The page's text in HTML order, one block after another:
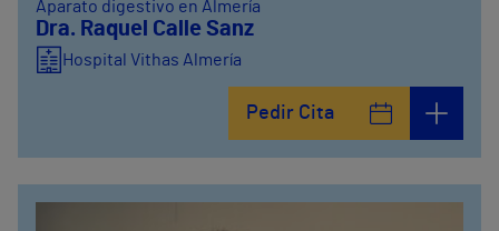
Aparato digestivo en Almería
Dra. Raquel Calle Sanz
Hospital Vithas Almería
Pedir Cita